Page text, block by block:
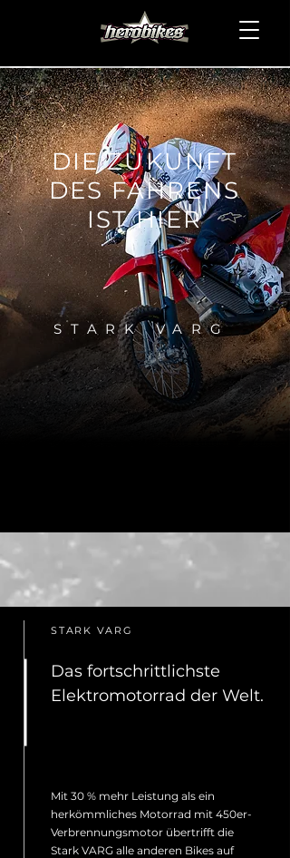
DIE ZUKUNFT
DES FAHRENS
IST HIER
STARK VARG
STARK VARG
Das fortschrittlichste
Elektromotorrad der Welt.
Mit 30 % mehr Leistung als ein
herkömmliches Motorrad mit 450er-
Verbrennungsmotor übertrifft die
Stark VARG alle anderen Bikes auf